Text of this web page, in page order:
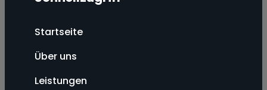
Startseite
Über uns
Leistungen